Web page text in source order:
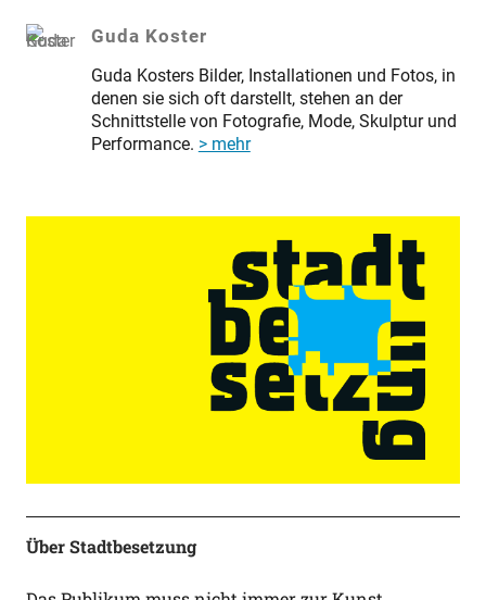
Guda Koster
Guda Kosters Bilder, Installationen und Fotos, in
denen sie sich oft darstellt, stehen an der
Schnittstelle von Fotografie, Mode, Skulptur und
Performance. > mehr
Über Stadtbesetzung